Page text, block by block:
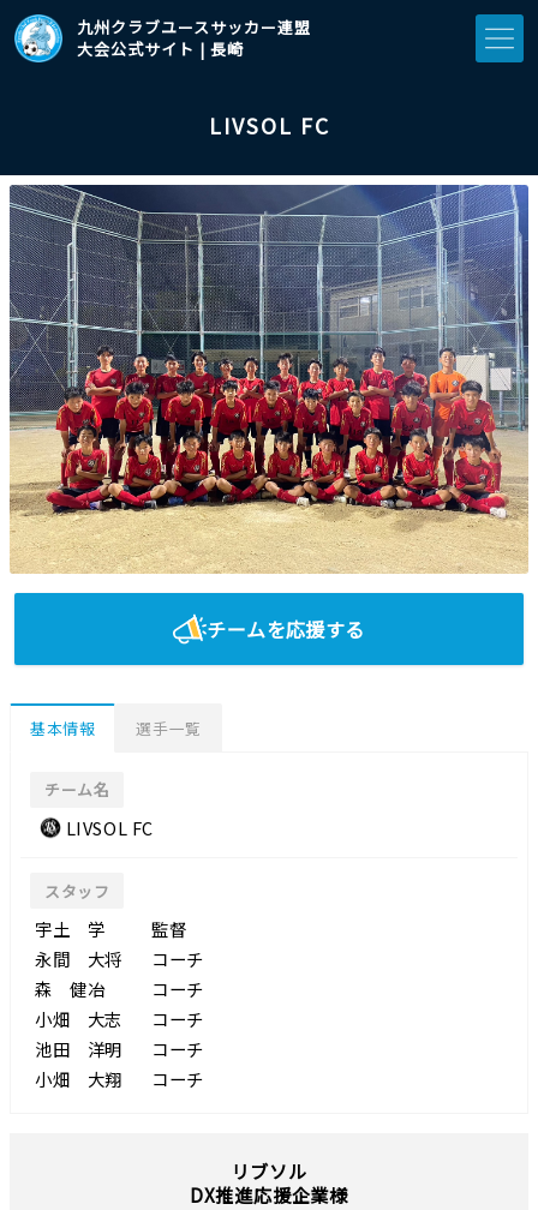
九州クラブユースサッカー連盟
大会公式サイト | 長崎
LIVSOL FC
チームを応援する
基本情報 選手一覧
チーム名
LIVSOL FC
スタッフ
宇土 学
監督
永間 大将
コーチ
森 健冶
コーチ
小畑 大志
コーチ
池田 洋明
コーチ
小畑 大翔
コーチ
リブソル
DX推進応援企業様